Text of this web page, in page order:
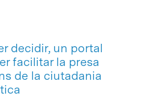
decidir, un portal
facilitar la presa
de la ciutadania